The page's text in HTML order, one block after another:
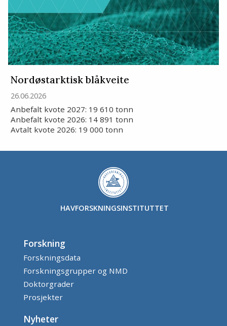
Nordøstarktisk blåkveite
26.06.2026
Anbefalt kvote 2027: 19 610 tonn
Anbefalt kvote 2026: 14 891 tonn
Avtalt kvote 2026: 19 000 tonn
HAVFORSKNINGSINSTITUTTET
Forskning
Forskningsdata
Forskningsgrupper og NMD
Doktorgrader
Prosjekter
Nyheter